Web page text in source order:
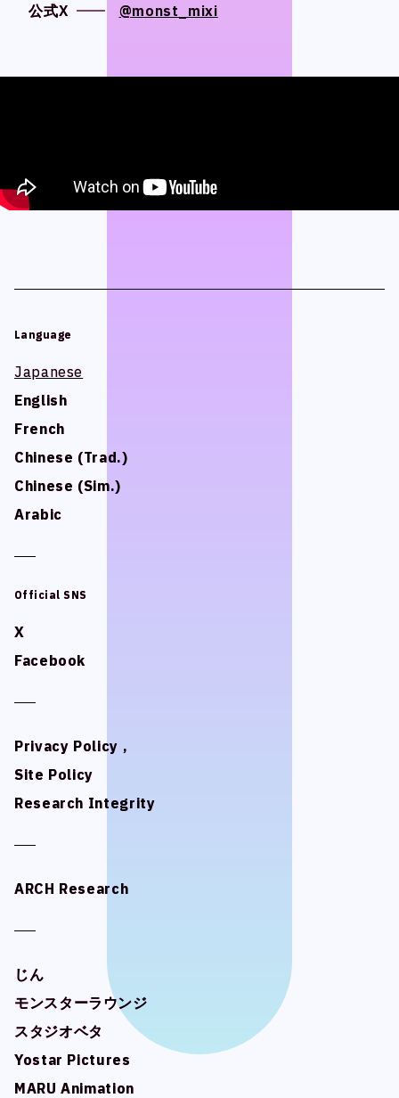
公式X
@monst_mixi
Language
Japanese
English
French
Chinese (Trad.)
Chinese (Sim.)
Arabic
Official SNS
X
Facebook
Privacy Policy ,
Site Policy
Research Integrity
ARCH Research
じん
モンスターラウンジ
スタジオベタ
Yostar Pictures
MARU Animation
モンスターラウンジ
Yostar Pictures
MARU Animation
モンスターラウンジ
Yostar Pictures
MARU Animation
公式X
@monst_mixi
Language
Japanese
English
French
Chinese (Trad.)
Chinese (Sim.)
Arabic
Official SNS
X
Facebook
Privacy Policy ,
Site Policy
Research Integrity
ARCH Research
じん
モンスターラウンジ
スタジオベタ
Yostar Pictures
MARU Animation